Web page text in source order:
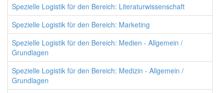
Spezielle Logistik für den Bereich: Literaturwissenschaft
Spezielle Logistik für den Bereich: Marketing
Spezielle Logistik für den Bereich: Medien - Allgemein /
Grundlagen
Spezielle Logistik für den Bereich: Medizin - Allgemein /
Grundlagen